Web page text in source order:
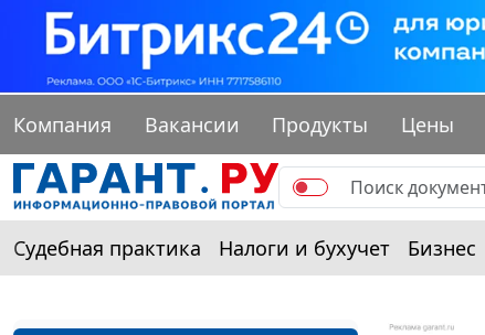
Компания Вакансии Продукты Цены
Судебная практика Налоги и бухучет Бизнес